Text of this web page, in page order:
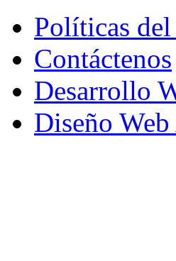
Políticas
Contáctenos
Desarrollo
Diseño